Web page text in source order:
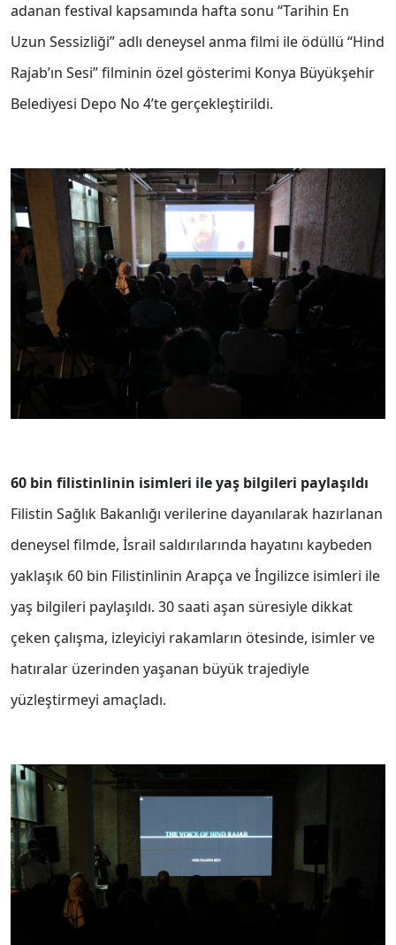
adanan festival kapsamında hafta sonu “Tarihin En
Uzun Sessizliği” adlı deneysel anma filmi ile ödüllü “Hind
Rajab’ın Sesi” filminin özel gösterimi Konya Büyükşehir
Belediyesi Depo No 4’te gerçekleştirildi.
60 bin filistinlinin isimleri ile yaş bilgileri paylaşıldı
Filistin Sağlık Bakanlığı verilerine dayanılarak hazırlanan
deneysel filmde, İsrail saldırılarında hayatını kaybeden
yaklaşık 60 bin Filistinlinin Arapça ve İngilizce isimleri ile
yaş bilgileri paylaşıldı. 30 saati aşan süresiyle dikkat
çeken çalışma, izleyiciyi rakamların ötesinde, isimler ve
hatıralar üzerinden yaşanan büyük trajediyle
yüzleştirmeyi amaçladı.